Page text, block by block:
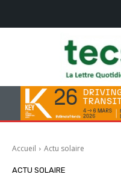
Accueil Actu solaire
ACTU SOLAIRE